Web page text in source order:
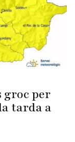
groc per
tarda a